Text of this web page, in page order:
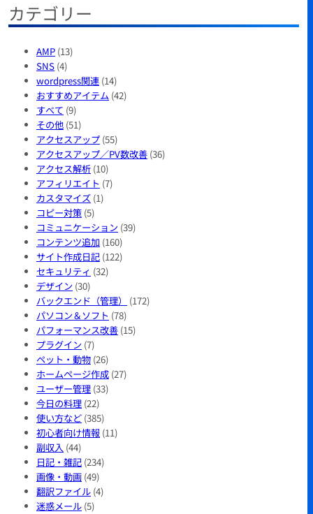
カテゴリー
AMP (13)
SNS (4)
wordpress関連 (14)
おすすめアイテム (42)
すべて (9)
その他 (51)
アクセスアップ (55)
アクセスアップ／PV数改善 (36)
アクセス解析 (10)
アフィリエイト (7)
カスタマイズ (1)
コピー対策 (5)
コミュニケーション (39)
コンテンツ追加 (160)
サイト作成日記 (122)
セキュリティ (32)
デザイン (30)
バックエンド（管理）
(172)
パソコン＆ソフト (78)
パフォーマンス改善 (15)
プラグイン (7)
ペット・動物 (26)
ホームページ作成 (27)
ユーザー管理 (33)
今日の料理 (22)
使い方など (385)
初心者向け情報 (11)
副収入 (44)
日記・雑記 (234)
画像・動画 (49)
翻訳ファイル (4)
迷惑メール (5)